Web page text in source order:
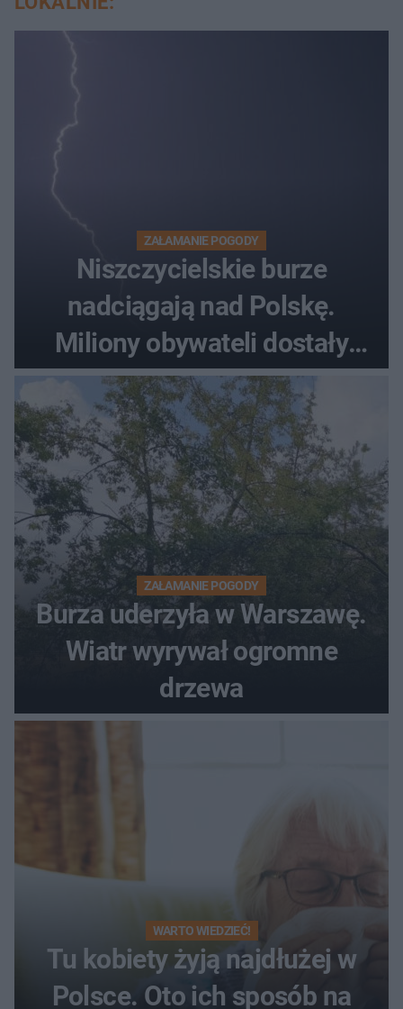
ZAŁAMANIE POGODY
Niszczycielskie burze
nadciągają nad Polskę.
Miliony obywateli dostały
wiadomości z pilnym
ostrzeżeniem
ZAŁAMANIE POGODY
Burza uderzyła w Warszawę.
Wiatr wyrywał ogromne
drzewa
WARTO WIEDZIEĆ!
Tu kobiety żyją najdłużej w
Polsce. Oto ich sposób na